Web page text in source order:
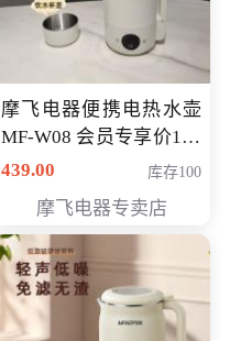
摩飞电器便携电热水壶
MF-W08 会员专享价198
元
439.00 库存100
摩飞电器专卖店